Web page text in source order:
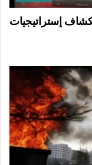
إستراتيجيات